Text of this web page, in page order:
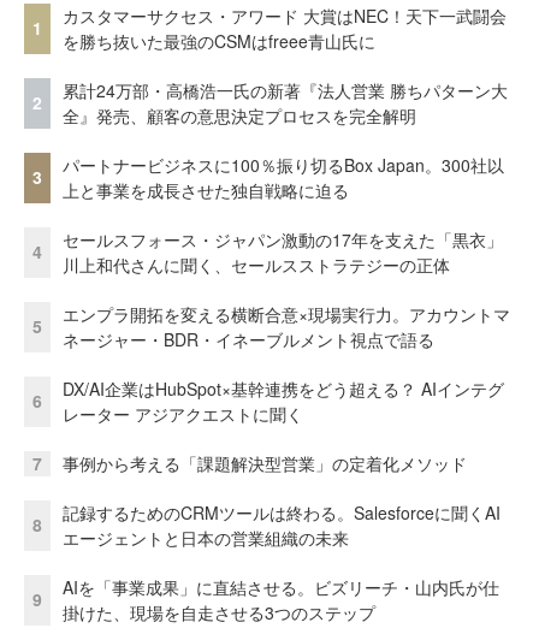
1
カスタマーサクセス・アワード 大賞はNEC！天下一武闘会
を勝ち抜いた最強のCSMはfreee青山氏に
2
累計24万部・高橋浩一氏の新著『法人営業 勝ちパターン大
全』発売、顧客の意思決定プロセスを完全解明
3
パートナービジネスに100％振り切るBox Japan。300社以
上と事業を成長させた独自戦略に迫る
4
セールスフォース・ジャパン激動の17年を支えた「黒衣」
川上和代さんに聞く、セールスストラテジーの正体
5
エンプラ開拓を変える横断合意×現場実行力。アカウントマ
ネージャー・BDR・イネーブルメント視点で語る
6
DX/AI企業はHubSpot×基幹連携をどう超える？ AIインテグ
レーター アジアクエストに聞く
7 事例から考える「課題解決型営業」の定着化メソッド
8
記録するためのCRMツールは終わる。Salesforceに聞くAI
エージェントと日本の営業組織の未来
9
AIを「事業成果」に直結させる。ビズリーチ・山内氏が仕
掛けた、現場を自走させる3つのステップ